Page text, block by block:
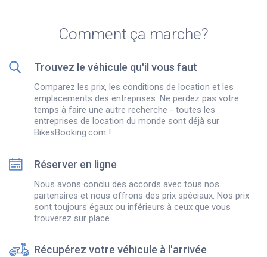
Comment ça marche?
Trouvez le véhicule qu'il vous faut
Comparez les prix, les conditions de location et les
emplacements des entreprises. Ne perdez pas votre
temps à faire une autre recherche - toutes les
entreprises de location du monde sont déjà sur
BikesBooking.com !
Réserver en ligne
Nous avons conclu des accords avec tous nos
partenaires et nous offrons des prix spéciaux. Nos prix
sont toujours égaux ou inférieurs à ceux que vous
trouverez sur place.
Récupérez votre véhicule à l'arrivée